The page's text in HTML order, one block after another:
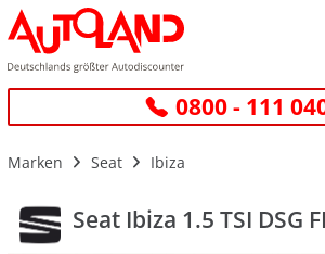
0800 - 111
Marken Seat Ibiza
Seat Ibiza 1.5 TSI DSG